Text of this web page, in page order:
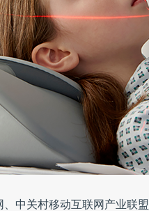
中关村移动互联网产业联